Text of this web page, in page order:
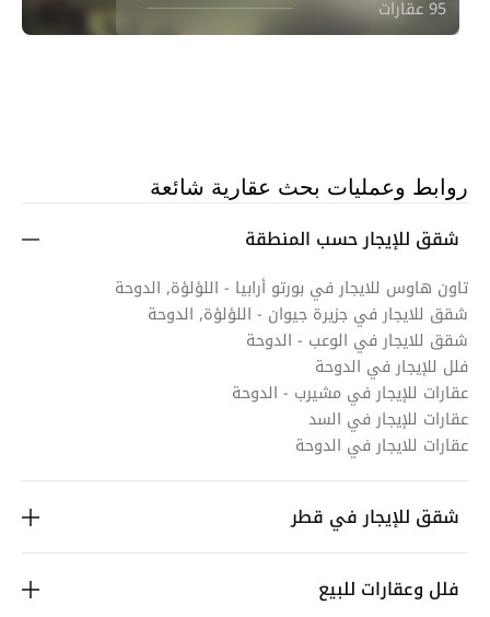
95 عقارات
روابط وعمليات بحث عقارية شائعة
شقق للإيجار حسب المنطقة
تاون هاوس للايجار في بورتو أرابيا - اللؤلؤة, الدوحة
شقق للايجار في جزيرة جيوان - اللؤلؤة, الدوحة
شقق للايجار في الوعب - الدوحة
فلل للإيجار في الدوحة
عقارات للإيجار في مشيرب - الدوحة
عقارات للإيجار في السد
عقارات للايجار في الدوحة
شقق للإيجار في قطر
فلل وعقارات للبيع